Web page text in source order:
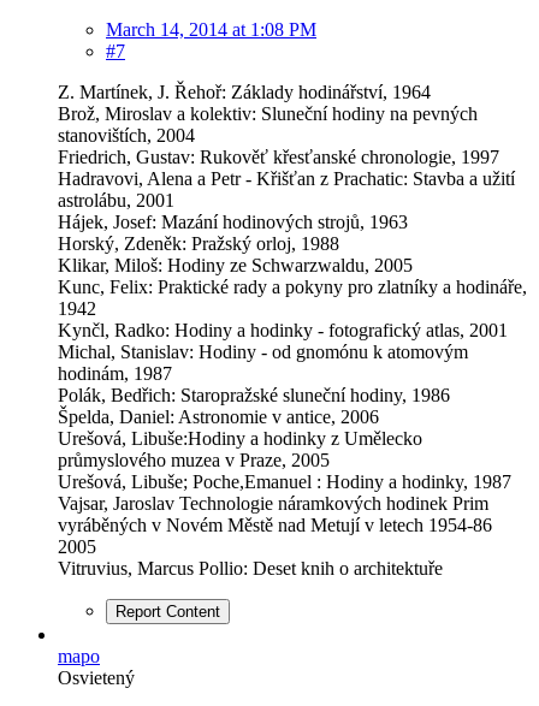
March 14, 2014 at 1:08 PM
#7
Z. Martínek, J. Řehoř: Základy hodinářství, 1964
Brož, Miroslav a kolektiv: Sluneční hodiny na pevných
stanovištích, 2004
Friedrich, Gustav: Rukověť křesťanské chronologie, 1997
Hadravovi, Alena a Petr - Křišťan z Prachatic: Stavba a užití
astrolábu, 2001
Hájek, Josef: Mazání hodinových strojů, 1963
Horský, Zdeněk: Pražský orloj, 1988
Klikar, Miloš: Hodiny ze Schwarzwaldu, 2005
Kunc, Felix: Praktické rady a pokyny pro zlatníky a hodináře,
1942
Kynčl, Radko: Hodiny a hodinky - fotografický atlas, 2001
Michal, Stanislav: Hodiny - od gnomónu k atomovým
hodinám, 1987
Polák, Bedřich: Staropražské sluneční hodiny, 1986
Špelda, Daniel: Astronomie v antice, 2006
Urešová, Libuše:Hodiny a hodinky z Umělecko
průmyslového muzea v Praze, 2005
Urešová, Libuše; Poche,Emanuel : Hodiny a hodinky, 1987
Vajsar, Jaroslav Technologie náramkových hodinek Prim
vyráběných v Novém Městě nad Metují v letech 1954-86
2005
Vitruvius, Marcus Pollio: Deset knih o architektuře
Report Content
mapo
Osvietený